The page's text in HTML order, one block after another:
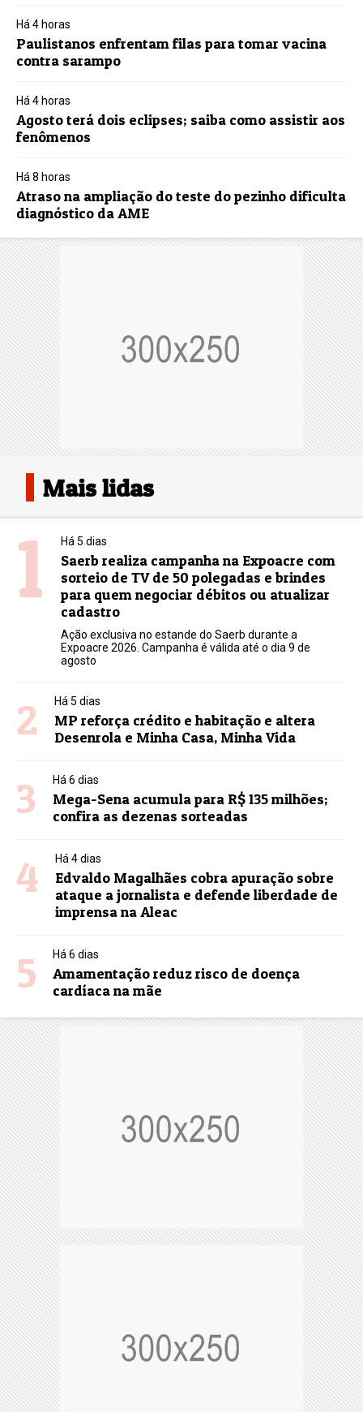
Há 4 horas
Paulistanos enfrentam filas para tomar vacina
contra sarampo
Há 4 horas
Agosto terá dois eclipses; saiba como assistir aos
fenômenos
Há 8 horas
Atraso na ampliação do teste do pezinho dificulta
diagnóstico da AME
Mais lidas
1 Há 5 dias
Saerb realiza campanha na Expoacre com
sorteio de TV de 50 polegadas e brindes
para quem negociar débitos ou atualizar
cadastro
Ação exclusiva no estande do Saerb durante a
Expoacre 2026. Campanha é válida até o dia 9 de
agosto
2 Há 5 dias
MP reforça crédito e habitação e altera
Desenrola e Minha Casa, Minha Vida
3 Há 6 dias
Mega-Sena acumula para R$ 135 milhões;
confira as dezenas sorteadas
4 Há 4 dias
Edvaldo Magalhães cobra apuração sobre
ataque a jornalista e defende liberdade de
imprensa na Aleac
5 Há 6 dias
Amamentação reduz risco de doença
cardíaca na mãe